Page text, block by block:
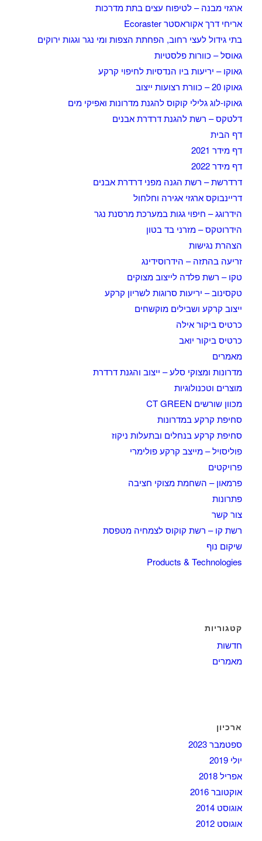
ארגזי מבנה – לטיפוח עצים בתת מדרכות
אריחי דרך אקוראסטר Ecoraster
בתי גידול לעצי רחוב, הפחתת הצפות ומי נגר וגגות ירוקים
גאוסל – כוורות פלסטיות
גאוקו – יריעות ביו הנדסיות לחיפוי קרקע
גאוקו 20 – כוורת רצועות ייצוב
גאוקו-לוג גלילי קוקוס להגנת מדרונות ואפיקי מים
דלטקס – רשת להגנת דרדרת אבנים
דף הבית
דף מידר 2021
דף מידר 2022
דרדרשת – רשת הגנה מפני דרדרת אבנים
דריינבוקס ארגזי אגירה וחלחול
הידרוגג – חיפוי גגות במערכת מרסנת נגר
הידרוטקס – מזרני בד בטון
הצהרת נגישות
זריעה בהתזה – הידרוסידינג
טקו – רשת פלדה לייצוב מצוקים
טקסינוב – יריעות סרוגות לשריון קרקע
ייצוב קרקע ושבילים מוקשחים
כרטיס ביקור אילה
כרטיס ביקור יואב
מאמרים
מדרונות ומצוקי סלע – ייצוב והגנת דרדרת
מוצרים וטכנולוגיות
מכוון שורשים CT GREEN
סחיפת קרקע במדרונות
סחיפת קרקע בנחלים ובתעלות ניקוז
פוליסויל – מייצב קרקע פולימרי
פרויקטים
פרמאון – השחמת מצוקי חציבה
פתרונות
צור קשר
רשת קו – רשת קוקוס לצמחיה מטפסת
שיקום נוף
Products & Technologies
קטגוריות
חדשות
מאמרים
ארכיון
ספטמבר 2023
יולי 2019
אפריל 2018
אוקטובר 2016
אוגוסט 2014
אוגוסט 2012